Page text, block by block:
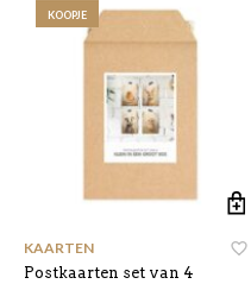
KOOPJE
KAARTEN
Postkaarten set van 4